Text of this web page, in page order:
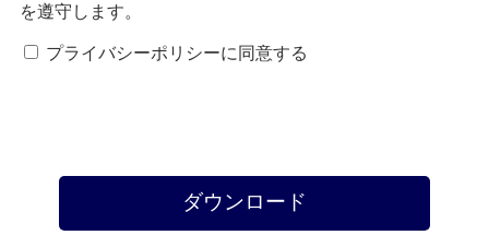
を遵守します。
プライバシーポリシーに同意する
ダウンロード